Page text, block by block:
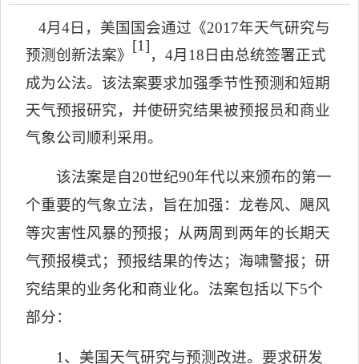
4月4日，美国国会通过《2017年天气研究与
预测创新法案》
[1]
，4月 18 日由总统签署正式
成为公法。该法案要求加强季节性预测和短期
天气预报研究，并使研究结果被预报员和商业
气象公司顺利采用。
该法案是自20世纪90年代以来颁布的第一
个重要的气象立法，旨在加强：龙卷风、飓风
等灾害性风暴的预报；从两周到两年的长期天
气预报模式；预报结果的传达；海啸警报；研
究结果的业务化和商业化。法案包括以下5个
部分：
1 、美国天气研究与预测改进。要求研发